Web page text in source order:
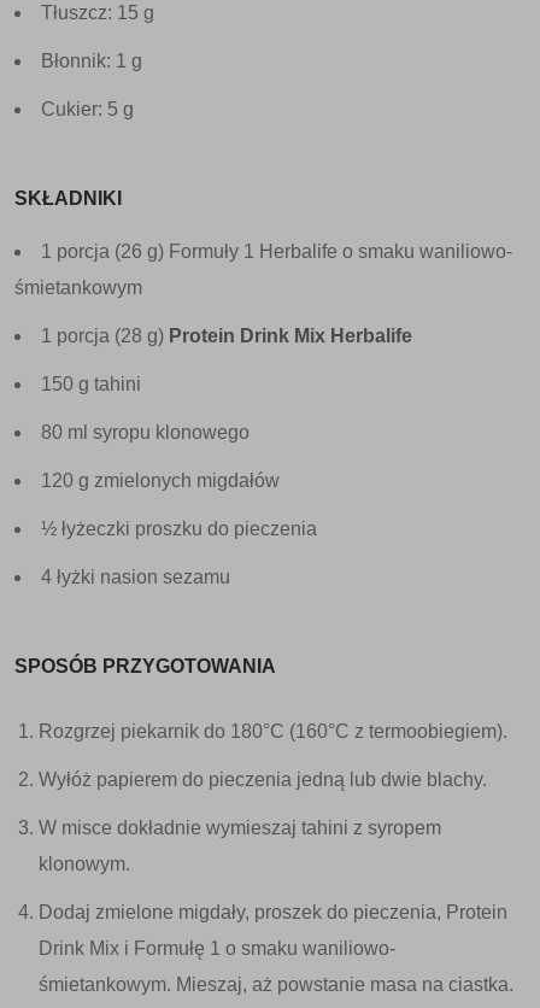
Tłuszcz: 15 g
Błonnik: 1 g
Cukier: 5 g
SKŁADNIKI
1 porcja (26 g) Formuły 1 Herbalife o smaku waniliowo-
śmietankowym
1 porcja (28 g) Protein Drink Mix Herbalife
150 g tahini
80 ml syropu klonowego
120 g zmielonych migdałów
½ łyżeczki proszku do pieczenia
4 łyżki nasion sezamu
SPOSÓB PRZYGOTOWANIA
Rozgrzej piekarnik do 180°C (160°C z termoobiegiem).
Wyłóż papierem do pieczenia jedną lub dwie blachy.
W misce dokładnie wymieszaj tahini z syropem
klonowym.
Dodaj zmielone migdały, proszek do pieczenia, Protein
Drink Mix i Formułę 1 o smaku waniliowo-
śmietankowym. Mieszaj, aż powstanie masa na ciastka.